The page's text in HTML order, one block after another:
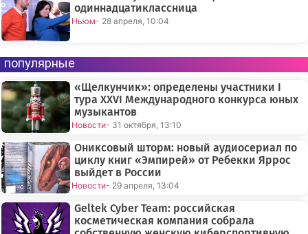
одиннадцатиклассница
Ньюм- 28 апреля, 10:04
популярные
«Щелкунчик»: определены участники I
тура XXVI Международного конкурса юных
музыкантов
Новости- 31 октября, 13:10
Ониксовый шторм: новый аудиосериал по
циклу книг «Эмпирей» от Ребекки Яррос
выйдет в России
Новости- 29 апреля, 13:04
Geltek Cyber Team: российская
косметическая компания собрала